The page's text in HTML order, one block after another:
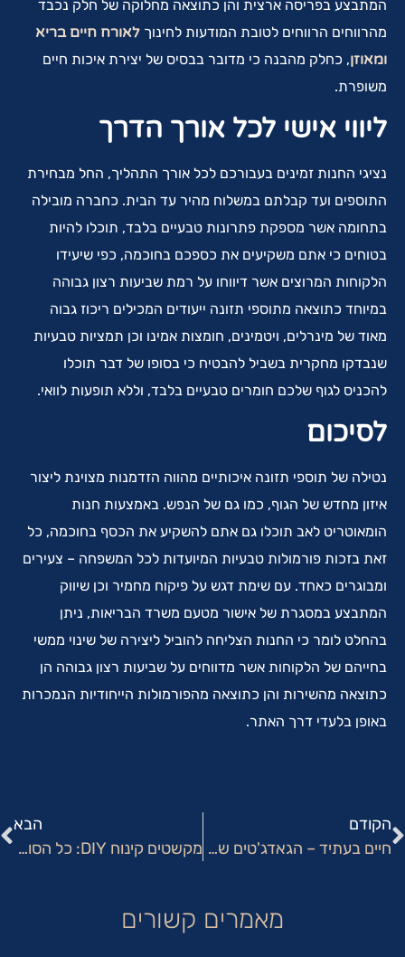
המתבצע בפריסה ארצית והן כתוצאה מחלוקה של חלק נכבד
מהרווחים הרווחים לטובת המודעות לחינוך לאורח חיים בריא
ומאוזן, כחלק מהבנה כי מדובר בבסיס של יצירת איכות חיים
משופרת.
ליווי אישי לכל אורך הדרך
נציגי החנות זמינים בעבורכם לכל אורך התהליך, החל מבחירת
התוספים ועד קבלתם במשלוח מהיר עד הבית. כחברה מובילה
בתחומה אשר מספקת פתרונות טבעיים בלבד, תוכלו להיות
בטוחים כי אתם משקיעים את כספכם בחוכמה, כפי שיעידו
הלקוחות המרוצים אשר דיווחו על רמת שביעות רצון גבוהה
במיוחד כתוצאה מתוספי תזונה ייעודים המכילים ריכוז גבוה
מאוד של מינרלים, ויטמינים, חומצות אמינו וכן תמציות טבעיות
שנבדקו מחקרית בשביל להבטיח כי בסופו של דבר תוכלו
להכניס לגוף שלכם חומרים טבעיים בלבד, וללא תופעות לוואי.
לסיכום
נטילה של תוספי תזונה איכותיים מהווה הזדמנות מצוינת ליצור
איזון מחדש של הגוף, כמו גם של הנפש. באמצעות חנות
הומאוטריט לאב תוכלו גם אתם להשקיע את הכסף בחוכמה, כל
זאת בזכות פורמולות טבעיות המיועדות לכל המשפחה – צעירים
ומבוגרים כאחד. עם שימת דגש על פיקוח מחמיר וכן שיווק
המתבצע במסגרת של אישור מטעם משרד הבריאות, ניתן
בהחלט לומר כי החנות הצליחה להוביל ליצירה של שינוי ממשי
בחייהם של הלקוחות אשר מדווחים על שביעות רצון גבוהה הן
כתוצאה מהשירות והן כתוצאה מהפורמולות הייחודיות הנמכרות
באופן בלעדי דרך האתר.
הקודם
חיים בעתיד – הגאדג'טים שלכולם יש בשנת 2022
הבא
מקשטים קינוח DIY: כל הסוגים הכי יפים לקישוטי עוגה
מאמרים קשורים